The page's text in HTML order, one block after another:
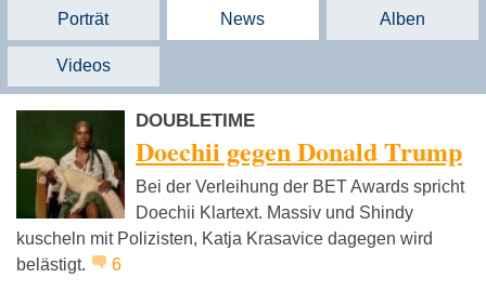
Porträt News Alben
Videos
DOUBLETIME
Doechii gegen Donald Trump
Bei der Verleihung der BET Awards spricht
Doechii Klartext. Massiv und Shindy
kuscheln mit Polizisten, Katja Krasavice dagegen wird
belästigt.
6